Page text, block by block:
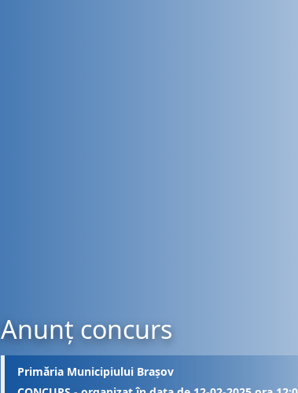
Anunț concurs
Primăria Municipiului Brașov